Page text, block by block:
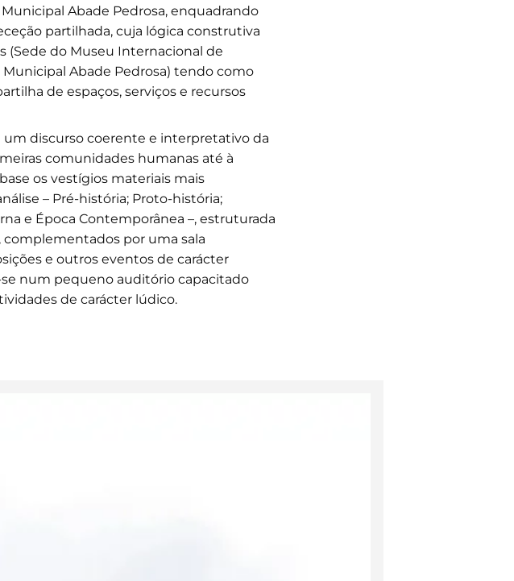
Abade Pedrosa, enquadrando
partilhada, cuja lógica construtiva
(Sede do Museu Internacional de
Abade Pedrosa) tendo como
de espaços, serviços e recursos
discurso coerente e interpretativo da
comunidades humanas até à
os vestígios materiais mais
– Pré-história; Proto-história;
e Época Contemporânea –, estruturada
complementados por uma sala
e outros eventos de carácter
num pequeno auditório capacitado
de carácter lúdico.